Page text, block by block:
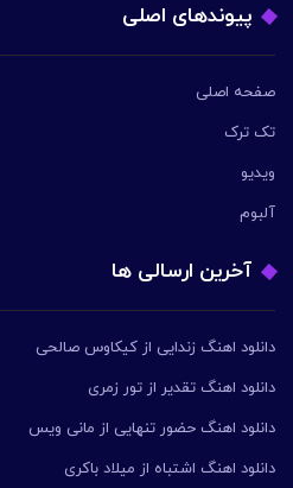
پیوندهای اصلی
صفحه اصلی
تک ترک
ویدیو
آلبوم
آخرین ارسالی ها
دانلود اهنگ زندایی از کیکاوس صالحی
دانلود اهنگ تقدیر از تور زمری
دانلود اهنگ حضور تنهایی از مانی ویس
دانلود اهنگ اشتباه از میلاد باکری